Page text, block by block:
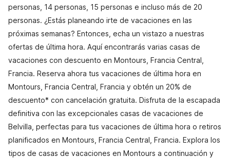
personas, 14 personas, 15 personas e incluso más de 20
personas. ¿Estás planeando irte de vacaciones en las
próximas semanas? Entonces, echa un vistazo a nuestras
ofertas de última hora. Aquí encontrarás varias casas de
vacaciones con descuento en Montours, Francia Central,
Francia. Reserva ahora tus vacaciones de última hora en
Montours, Francia Central, Francia y obtén un 20% de
descuento* con cancelación gratuita. Disfruta de la escapada
definitiva con las excepcionales casas de vacaciones de
Belvilla, perfectas para tus vacaciones de última hora o retiros
planificados en Montours, Francia Central, Francia. Explora los
tipos de casas de vacaciones en Montours a continuación y